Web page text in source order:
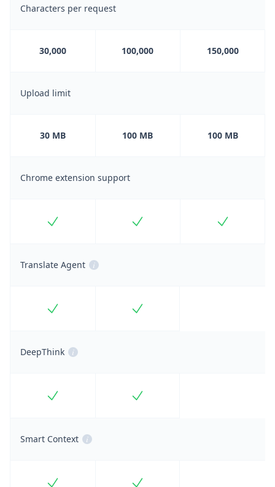
Characters per request
30,000 100,000 150,000
Upload limit
30 MB 100 MB 100 MB
Chrome extension support
Included Included Included
Translate Agent i
Included Included
DeepThink i
Included Included
Smart Context i
Included Included